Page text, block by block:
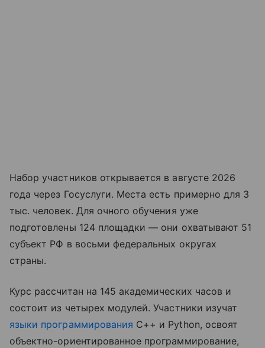
Набор участников открывается в августе 2026
года через Госуслуги. Места есть примерно для 3
тыс. человек. Для очного обучения уже
подготовлены 124 площадки — они охватывают 51
субъект РФ в восьми федеральных округах
страны.
Курс рассчитан на 145 академических часов и
состоит из четырех модулей. Участники изучат
языки программирования C++ и Python, освоят
объектно-ориентированное программирование,